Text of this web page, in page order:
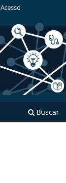
Buscar
Acesso